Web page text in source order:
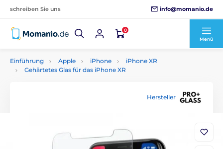
schreiben Sie uns info@momanio.de
0
Menü
Einführung Apple iPhone
iPhone XR
Gehärtetes Glas für das iPhone XR
Hersteller